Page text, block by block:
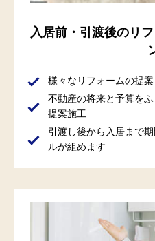
入居前・引渡後のリ
様々なリフォームの提
不動産の将来と予算を
提案施工
引渡し後から入居まで
ルが組めます